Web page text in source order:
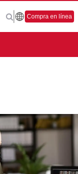
Compra en línea